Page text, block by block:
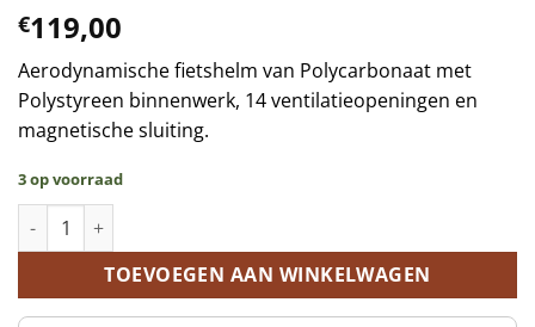
€119,00
Aerodynamische fietshelm van Polycarbonaat met
Polystyreen binnenwerk, 14 ventilatieopeningen en
magnetische sluiting.
3 op voorraad
GIST Veloce aerodynamische helm maat L-XL grijs aantal
TOEVOEGEN AAN WINKELWAGEN